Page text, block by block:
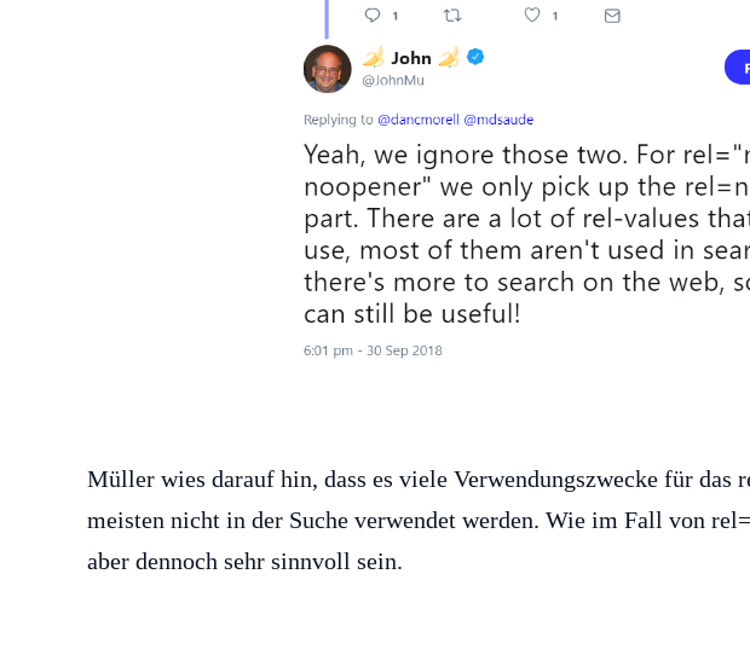
Müller wies darauf hin, dass es viele Verwendungszwecke für
meisten nicht in der Suche verwendet werden. Wie im Fall von
aber dennoch sehr sinnvoll sein.